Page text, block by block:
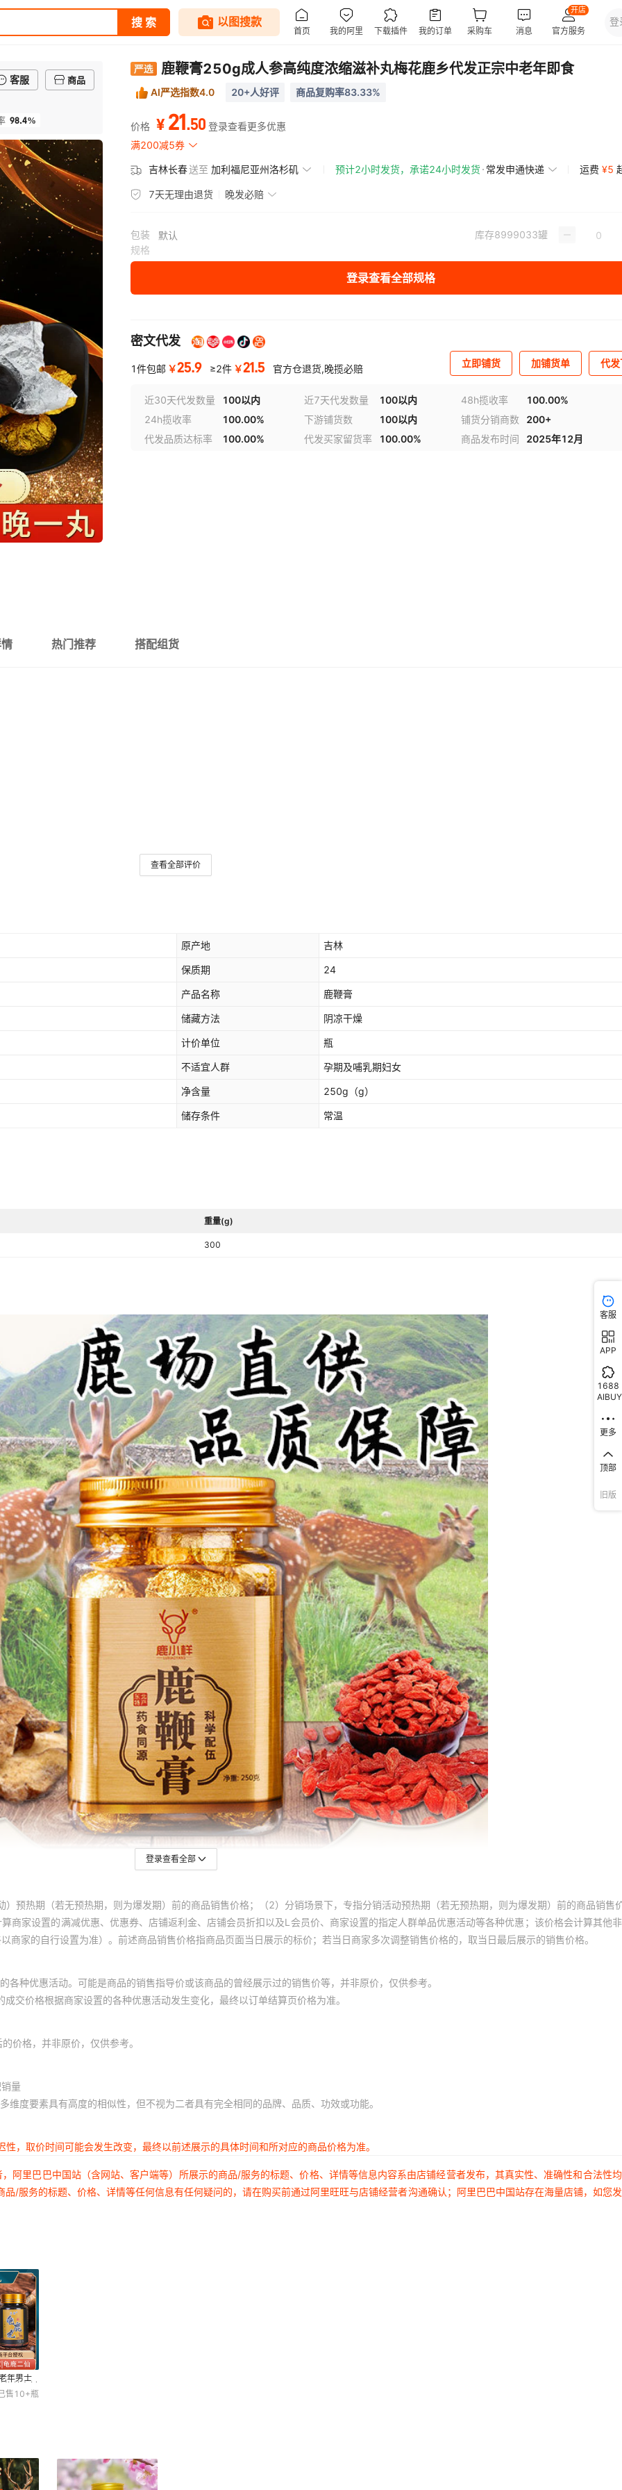
客服 商品
98.4%
鹿鞭膏250g成人参高纯度浓缩滋补丸梅花鹿乡代发正宗中老年即食
AI严选指数4.0 20+人好评 商品复购率83.33%
价格 ¥ 21.50 登录查看更多优惠
满200减5券
吉林长春送至 加利福尼亚州洛杉矶 预计2小时发货，承诺24小时发货 常发申通快递 运费 ¥5
7天无理由退货 晚发必赔
包装
规格
默认 库存8999033罐
登录查看全部规格
密文代发
1件包邮 ￥25.9 ≥2件 ￥21.5 官方仓退货,晚揽必赔 立即铺货 加铺货单 代
近30天代发数量 100以内 近7天代发数量 100以内 48h揽收率
100.00%
24h揽收率
100.00% 下游铺货数 100以内 铺货分销商数
200+
代发品质达标率
100.00% 代发买家留货率 100.00% 商品发布时间 2025年12月
热门推荐 搭配组货
查看全部评价
原产地 吉林
保质期 24
产品名称 鹿鞭膏
储藏方法 阴凉干燥
计价单位 瓶
不适宜人群 孕期及哺乳期妇女
净含量 250g （g）
储存条件 常温
重量(g)
300
登录查看全部
预热期（若无预热期，则为爆发期）前的商品销售价格；（2）分销场景下，专指分销活动预热期（若无预热期，则为爆发期）前的商品销售
商家设置的满减优惠、优惠券、店铺返利金、店铺会员折扣以及L会员价、商家设置的指定人群单品优惠活动等各种优惠；该价格会计算其他
家的自行设置为准）。前述商品销售价格指商品页面当日展示的标价；若当日商家多次调整销售价格的，取当日最后展示的销售价格。
种优惠活动。可能是商品的销售指导价或该商品的曾经展示过的销售价等，并非原价，仅供参考。
交价格根据商家设置的各种优惠活动发生变化，最终以订单结算页价格为准。
价格，并非原价，仅供参考。
量
度要素具有高度的相似性，但不视为二者具有完全相同的品牌、品质、功效或功能。
，取价时间可能会发生改变，最终以前述展示的具体时间和所对应的商品价格为准。
阿里巴巴中国站（含网站、客户端等）所展示的商品/服务的标题、价格、详情等信息内容系由店铺经营者发布，其真实性、准确性和合法性
/服务的标题、价格、详情等任何信息有任何疑问的，请在购买前通过阿里旺旺与店铺经营者沟通确认；阿里巴巴中国站存在海量店铺，如您
年男士
售 10+瓶
客服
APP
1688
AIBUY
更多
顶部
旧版